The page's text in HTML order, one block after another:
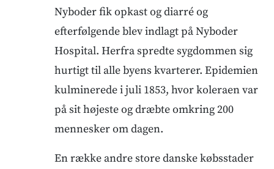
Nyboder fik opkast og diarré og
efterfølgende blev indlagt på Nyboder
Hospital. Herfra spredte sygdommen sig
hurtigt til alle byens kvarterer. Epidemien
kulminerede i juli 1853, hvor koleraen var
på sit højeste og dræbte omkring 200
mennesker om dagen.
En række andre store danske købsstader